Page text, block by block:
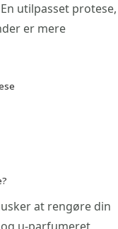
utilpasset protese,
er mere
at rengøre din